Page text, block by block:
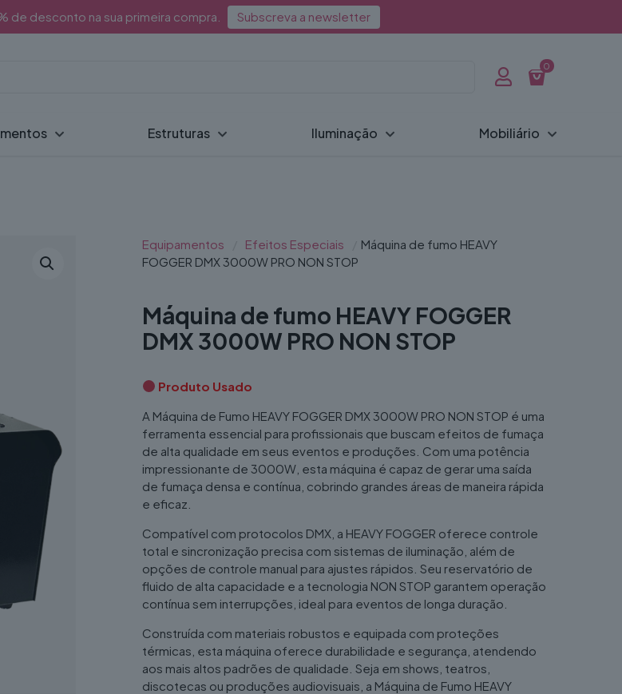
de desconto na sua primeira compra. Subscreva a newsletter
0
Estruturas Iluminação Mobiliário
Equipamentos Efeitos Especiais
Máquina de fumo HEAVY
FOGGER DMX 3000W PRO NON STOP
Máquina de fumo HEAVY FOGGER
DMX 3000W PRO NON STOP
Produto Usado
A Máquina de Fumo HEAVY FOGGER DMX 3000W PRO NON STOP é uma
ferramenta essencial para profissionais que buscam efeitos de fumaça
de alta qualidade em seus eventos e produções. Com uma potência
impressionante de 3000W, esta máquina é capaz de gerar uma saída
de fumaça densa e contínua, cobrindo grandes áreas de maneira rápida
e eficaz.
Compatível com protocolos DMX, a HEAVY FOGGER oferece controle
total e sincronização precisa com sistemas de iluminação, além de
opções de controle manual para ajustes rápidos. Seu reservatório de
fluido de alta capacidade e a tecnologia NON STOP garantem operação
contínua sem interrupções, ideal para eventos de longa duração.
Construída com materiais robustos e equipada com proteções
térmicas, esta máquina oferece durabilidade e segurança, atendendo
aos mais altos padrões de qualidade. Seja em shows, teatros,
discotecas ou produções audiovisuais, a Máquina de Fumo HEAVY